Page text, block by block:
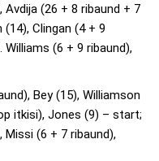
(26 + 8 ribaund + 7
Clingan (4 + 9
(6 + 9 ribaund),
Bey (15), Williamson
itkisi), Jones (9) – start;
Missi (6 + 7 ribaund),